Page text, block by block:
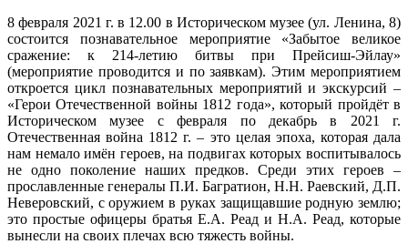
8 февраля 2021 г. в 12.00 в Историческом музее (ул. Ленина, 8)
состоится познавательное мероприятие «Забытое великое
сражение: к 214-летию битвы при Прейсиш-Эйлау»
(мероприятие проводится и по заявкам). Этим мероприятием
откроется цикл познавательных мероприятий и экскурсий –
«Герои Отечественной войны 1812 года», который пройдёт в
Историческом музее с февраля по декабрь в 2021 г.
Отечественная война 1812 г. – это целая эпоха, которая дала
нам немало имён героев, на подвигах которых воспитывалось
не одно поколение наших предков. Среди этих героев –
прославленные генералы П.И. Багратион, Н.Н. Раевский, Д.П.
Неверовский, с оружием в руках защищавшие родную землю;
это простые офицеры братья Е.А. Реад и Н.А. Реад, которые
вынесли на своих плечах всю тяжесть войны.